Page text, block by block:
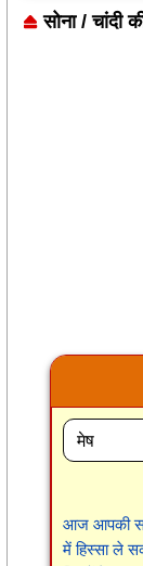
बिलावल भुट्टो
सोना / चांदी
आज आपकी
में हिस्सा ले